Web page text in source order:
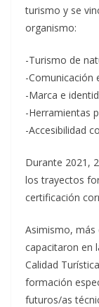
turismo y se
organismo:
-Turismo de
-Comunicación
-Marca e
-Herramientas
-Accesibilidad
Durante 2021,
los trayectos
certificación
Asimismo, más
capacitaron en
Calidad
formación
futuros/as